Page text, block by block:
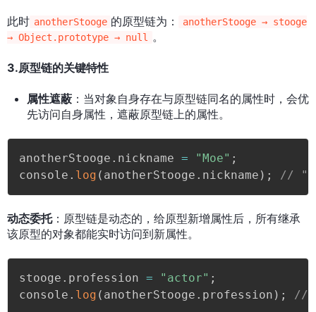
此时 anotherStooge 的原型链为：
anotherStooge → stooge
→ Object.prototype → null 。
3.原型链的关键特性
属性遮蔽 ：当对象自身存在与原型链同名的属性时，会优
先访问自身属性，遮蔽原型链上的属性。
anotherStooge . nickname = "Moe" ;
console . log ( anotherStooge . nickname ) ; //
动态委托：原型链是动态的，给原型新增属性后，所有继承
该原型的对象都能实时访问到新属性。
stooge . profession = "actor" ;
console . log ( anotherStooge . profession ) ; //